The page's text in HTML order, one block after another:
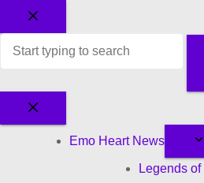
e
Emo Heart News
Legends